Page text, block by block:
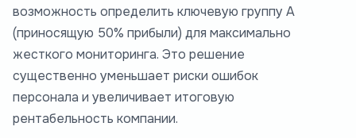
возможность определить ключевую группу А
(приносящую 50% прибыли) для максимально
жесткого мониторинга. Это решение
существенно уменьшает риски ошибок
персонала и увеличивает итоговую
рентабельность компании.